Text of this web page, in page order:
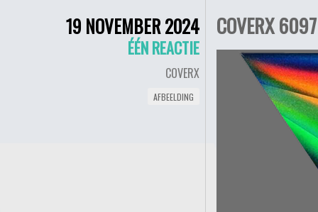
19 NOVEMBER 2024
ÉÉN REACTIE
COVERX
AFBEELDING
COVERX